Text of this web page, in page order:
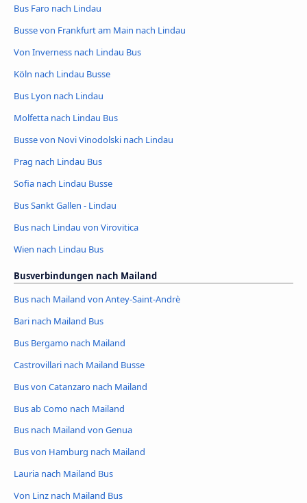
Bus Faro nach Lindau
Busse von Frankfurt am Main nach Lindau
Von Inverness nach Lindau Bus
Köln nach Lindau Busse
Bus Lyon nach Lindau
Molfetta nach Lindau Bus
Busse von Novi Vinodolski nach Lindau
Prag nach Lindau Bus
Sofia nach Lindau Busse
Bus Sankt Gallen - Lindau
Bus nach Lindau von Virovitica
Wien nach Lindau Bus
Busverbindungen nach Mailand
Bus nach Mailand von Antey-Saint-Andrè
Bari nach Mailand Bus
Bus Bergamo nach Mailand
Castrovillari nach Mailand Busse
Bus von Catanzaro nach Mailand
Bus ab Como nach Mailand
Bus nach Mailand von Genua
Bus von Hamburg nach Mailand
Lauria nach Mailand Bus
Von Linz nach Mailand Bus